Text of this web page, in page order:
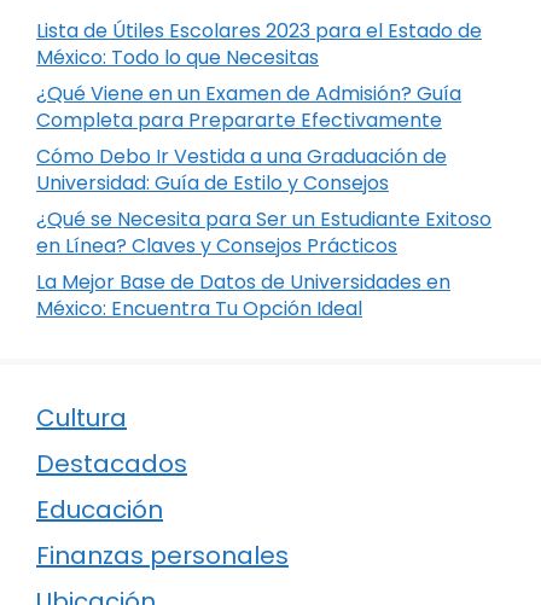
Lista de Útiles Escolares 2023 para el Estado de
México: Todo lo que Necesitas
¿Qué Viene en un Examen de Admisión? Guía
Completa para Prepararte Efectivamente
Cómo Debo Ir Vestida a una Graduación de
Universidad: Guía de Estilo y Consejos
¿Qué se Necesita para Ser un Estudiante Exitoso
en Línea? Claves y Consejos Prácticos
La Mejor Base de Datos de Universidades en
México: Encuentra Tu Opción Ideal
Cultura
Destacados
Educación
Finanzas personales